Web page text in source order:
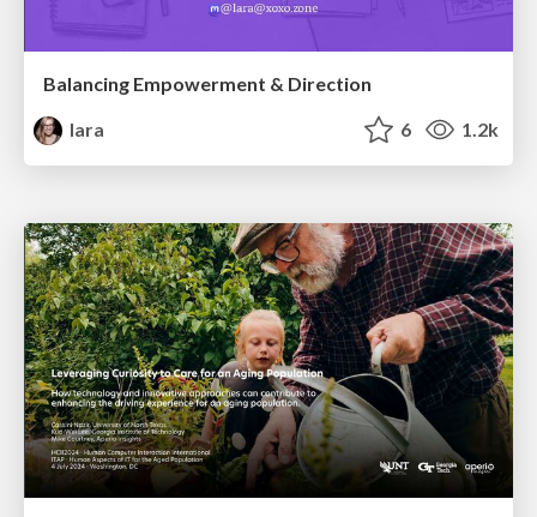
Balancing Empowerment & Direction
lara
6 1.2k